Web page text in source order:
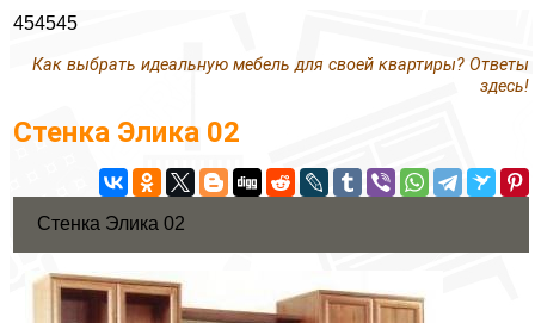
454545
Как выбрать идеальную мебель для своей квартиры? Ответы
здесь!
Стенка Элика 02
Стенка Элика 02